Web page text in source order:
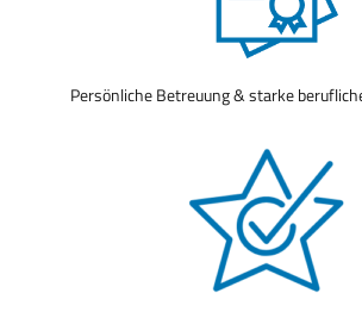
Persönliche Betreuung & starke